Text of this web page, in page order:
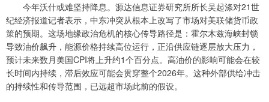
今年沃什或难坚持降息。源达信息证券研究所所长吴起涤对21世
纪经济报道记者表示，中东冲突从根本上改写了市场对美联储货币政
策的预期。这场地缘政治危机的核心传导路径是：霍尔木兹海峡封锁
导致油价飙升，能源价格持续高位运行，正沿供应链逐层放大压力，
预计未来数月美国CPI将上升约1个百分点。高油价的影响可能会在较
长时间内持续，滞后效应可能会贯穿整个2026年。这种外部供给冲击
的持续性和传导范围，已远超市场此前的假设。